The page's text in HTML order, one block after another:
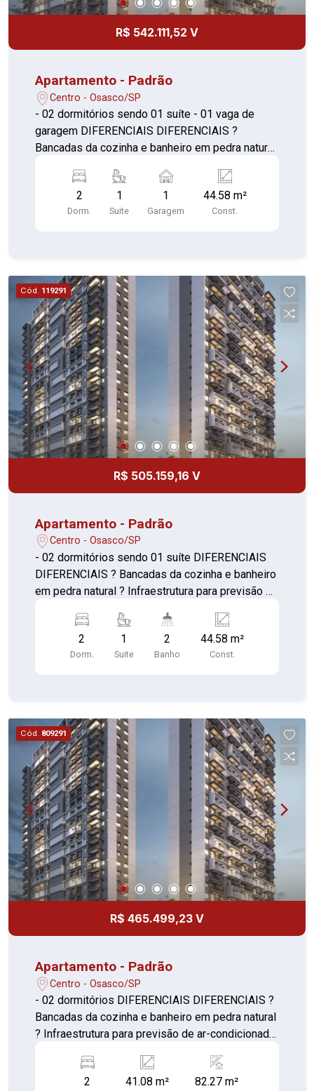
R$ 542.111,52 V
Apartamento - Padrão
Centro - Osasco/SP
- 02 dormitórios sendo 01 suíte - 01 vaga de
garagem DIFERENCIAIS DIFERENCIAIS ?
Bancadas da cozinha e banheiro em pedra natural
? Caixilho do dormitório com persiana de enrolar
2
Dorm.
1
Suite
1
Garagem
44.58 m²
Const.
Cód. 119291
R$ 505.159,16 V
Apartamento - Padrão
Centro - Osasco/SP
- 02 dormitórios sendo 01 suíte DIFERENCIAIS
DIFERENCIAIS ? Bancadas da cozinha e banheiro
em pedra natural ? Infraestrutura para previsão de
persiana de enrolar
2
Dorm.
1
Suite
2
Banho
44.58 m²
Const.
Cód. 809291
R$ 465.499,23 V
Apartamento - Padrão
Centro - Osasco/SP
- 02 dormitórios DIFERENCIAIS DIFERENCIAIS ?
Bancadas da cozinha e banheiro em pedra natural
? Infraestrutura para previsão de ar-condicionado
2 41.08 m² 82.27 m²